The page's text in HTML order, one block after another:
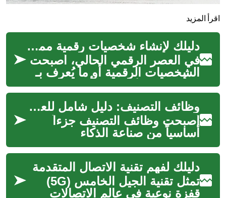
اقرأ المزيد
دليلك لإنشاء شخصيات رقمية مميزة
في العصر الرقمي الحالي، أصبحت
الشخصيات الرقمية أو ما يُعرف بـ
"الأفاتار" جزءًا لا يتجزأ من هويتنا
على الإنترنت. سواء ...
وظائف التصنيف: دليل شامل للعمل في مجال إعداد البيانات
أصبحت وظائف التصنيف جزءاً
أساسياً من صناعة الذكاء
الاصطناعي الحديثة، حيث تساهم
في تدريب الخوارزميات وتحسين
أداء الأنظ...
دليلك لفهم تقنية الاتصال المتقدمة
تمثل تقنية الجيل الخامس (5G)
قفزة نوعية في عالم الاتصالات